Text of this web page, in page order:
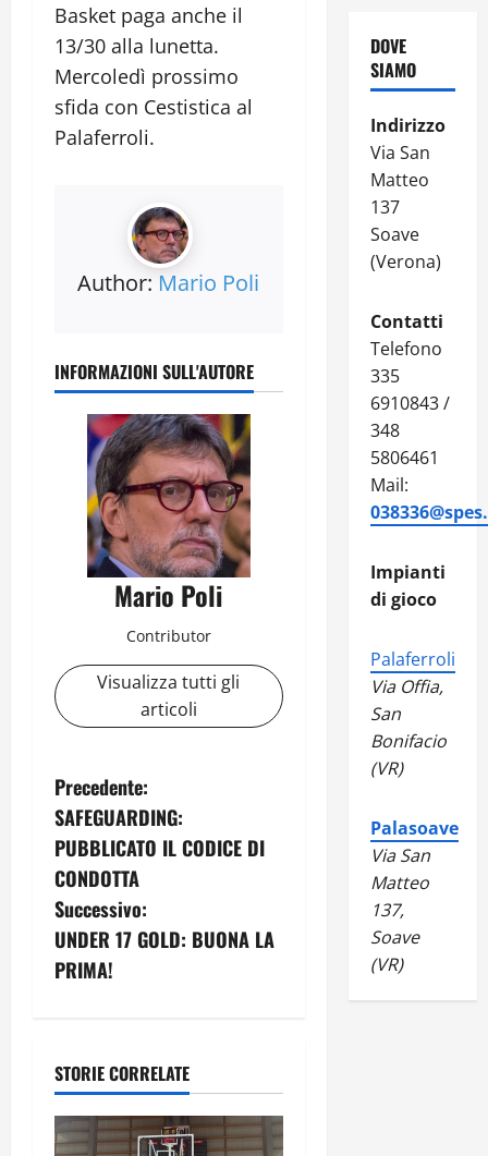
Basket paga anche il
13/30 alla lunetta.
Mercoledì prossimo
sfida con Cestistica al
Palaferroli.
Author: Mario Poli
INFORMAZIONI SULL'AUTORE
Mario Poli
Contributor
Visualizza tutti gli
articoli
N
a
v
i
g
z
i
Precedente:
SAFEGUARDING:
PUBBLICATO IL CODICE DI
CONDOTTA
Successivo:
UNDER 17 GOLD: BUONA LA
PRIMA!
STORIE CORRELATE
DOVE
SIAMO
Indirizzo
Via San
Matteo
137
Soave
(Verona)
Contatti
Telefono
335
6910843 /
348
5806461
Mail:
Impianti
di gioco
Palaferroli
Via Offia,
San
Bonifacio
(VR)
Palasoave
Via San
Matteo
137,
Soave
(VR)